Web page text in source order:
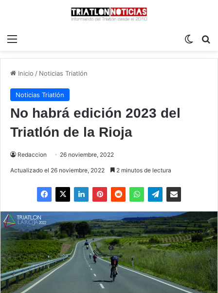
Inicio / Noticias Triatlón
Noticias Triatlón
No habrá edición 2023 del
Triatlón de la Rioja
Redaccion 26 noviembre, 2022
Actualizado el 26 noviembre, 2022 2 minutos de lectura